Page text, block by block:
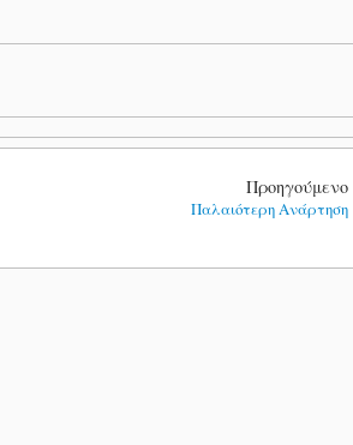
Προηγούμενο
Παλαιότερη Ανάρτηση